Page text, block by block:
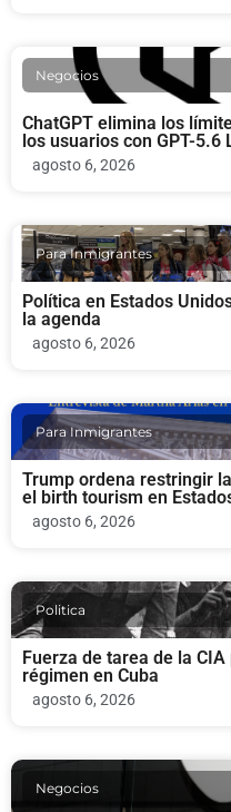
Negocios
ChatGPT elimina los
los usuarios con GPT-5.6
agosto 6, 2026
Para Inmigrantes
Política en Estados
la agenda
agosto 6, 2026
Para Inmigrantes
Trump ordena restringir
el birth tourism en
agosto 6, 2026
Politica
Fuerza de tarea de la
régimen en Cuba
agosto 6, 2026
Negocios